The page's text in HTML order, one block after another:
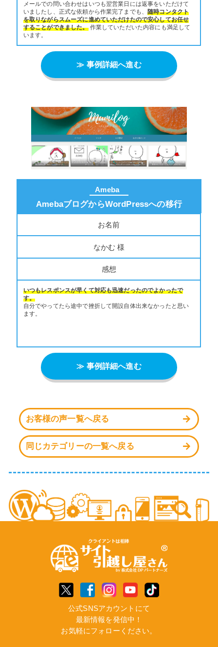
メールでの問い合わせはいつも翌営業日には返事をいただけて
いましたし、正式な依頼から作業完了までも、随時コンタクト
を取りながらスムーズに進めていただけたので安心してお任せ
することができました。作業していただいた内容にも満足して
います。
≫ 事例詳細へ進む
Ameba
AmebaブログからWordPressへの移行
お名前
なかむ 様
感想
いつもレスポンスが早くて対応も迅速だったのでよかったで
す。
自分でやってたら途中で挫折して開設自体出来なかったと思い
ます。
≫ 事例詳細へ進む
お客様の声一覧へ戻る
同じカテゴリーの一覧へ戻る
公式SNSアカウントにて
最新情報を発信中！
お気軽にフォローください。